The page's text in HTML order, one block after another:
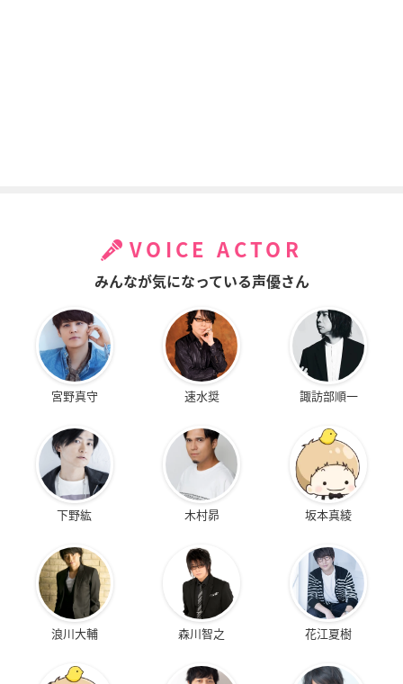
VOICE ACTOR
みんなが気になっている声優さん
宮野真守 速水奨 諏訪部順一
下野紘 木村昴 坂本真綾
浪川大輔 森川智之 花江夏樹